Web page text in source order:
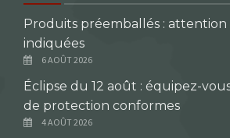
Produits préemballés :
indiquées
6 AOÛT 2026
Éclipse du 12 août : équipez-
de protection conformes
4 AOÛT 2026